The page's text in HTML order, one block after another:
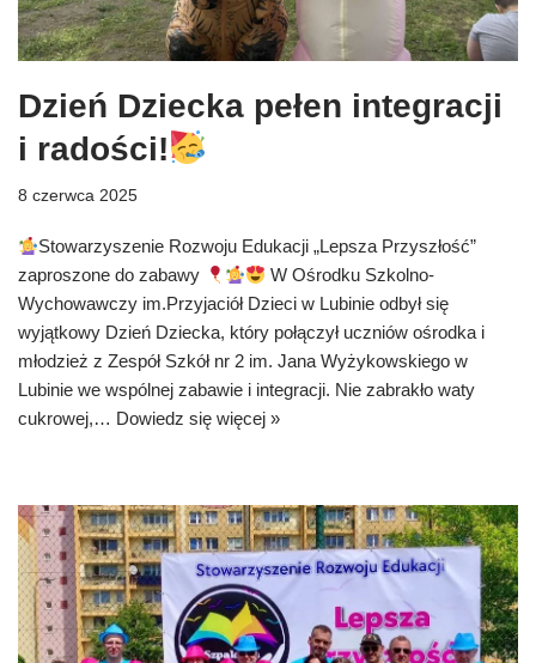
Dzień Dziecka pełen integracji
i radości!
8 czerwca 2025
Stowarzyszenie Rozwoju Edukacji „Lepsza Przyszłość”
zaproszone do zabawy
W Ośrodku Szkolno-
Wychowawczy im.Przyjaciół Dzieci w Lubinie odbył się
wyjątkowy Dzień Dziecka, który połączył uczniów ośrodka i
młodzież z Zespół Szkół nr 2 im. Jana Wyżykowskiego w
Lubinie we wspólnej zabawie i integracji. Nie zabrakło waty
cukrowej,… Dowiedz się więcej »